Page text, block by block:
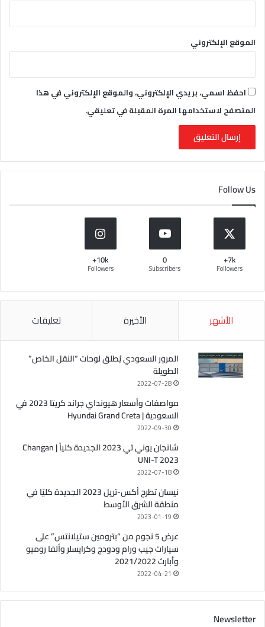
الموقع الإلكتروني
احفظ اسمي، بريدي الإلكتروني، والموقع الإلكتروني في هذا
المتصفح لاستخدامها المرة المقبلة في تعليقي.
Follow Us
7k+
Followers
0
Subscribers
10k+
Followers
الأشهر الأخيرة تعليقات
المرور السعودي يُطلق لوحات “النقل الخاص”
الطويلة
2022-07-28
مواصفات وأسعار هيونداي جراند كريتا 2023 في
السعودية | Hyundai Grand Creta
2022-09-30
شانجان يوني تي 2023 الجديدة كلياً | Changan
UNI-T 2023
2022-07-18
نيسان تطرح أكس-تريل 2023 الجديدة كليًا في
منطقة الشرق الأوسط
2023-01-19
عرض 5 نجوم من “بترومين ستيلانتس” على
سيارات جيب ورام ودودج وكرايسلر وألفا روميو
وأبارث 2021/2022
2022-04-21
Newsletter